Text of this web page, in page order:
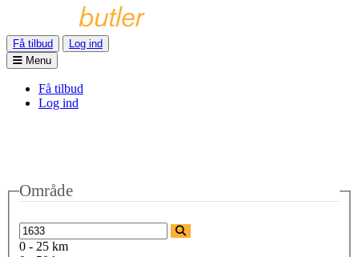
Få tilbud
Log ind
Menu
Få tilbud
Log ind
Område
0 - 25 km